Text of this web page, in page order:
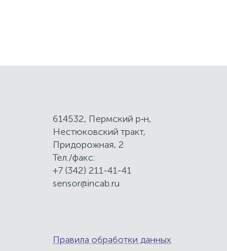
614532, Пермский р‑н,
Нестюковский тракт,
Придорожная, 2
Тел./факс:
+7 (342) 211-41-41
sensor@incab.ru
Правила обработки данных